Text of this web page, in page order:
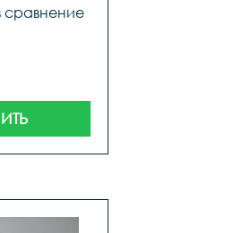
сравнение